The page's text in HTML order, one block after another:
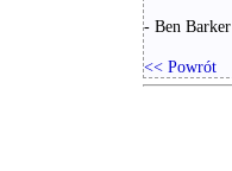
- Ben Barker
<< Powrót